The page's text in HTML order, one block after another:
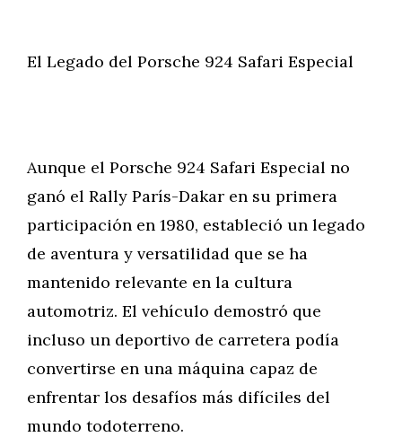
El Legado del Porsche 924 Safari Especial
Aunque el Porsche 924 Safari Especial no
ganó el Rally París-Dakar en su primera
participación en 1980, estableció un legado
de aventura y versatilidad que se ha
mantenido relevante en la cultura
automotriz. El vehículo demostró que
incluso un deportivo de carretera podía
convertirse en una máquina capaz de
enfrentar los desafíos más difíciles del
mundo todoterreno.